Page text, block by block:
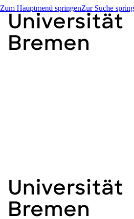
Zum Hauptmenü springenZur Suche